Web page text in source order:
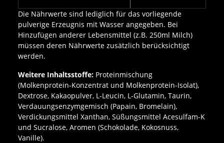
Die Nährwerte sind lediglich für das vorliegende
pulverige Erzeugnis mit Wasser angegeben. Bei
Hinzufügen anderer Lebensmittel (z.B. 250ml Milch)
müssen deren Nährwerte zusätzlich berücksichtigt
werden.
Weitere Inhaltsstoffe: Proteinmischung
(Molkenprotein-Konzentrat und Molkenprotein-Isolat),
Dextrose, Kakaopulver, L-Leucin, L-Glutamin, Taurin,
Verdauungsenzymgemisch (Papain, Bromelain),
Verdickungsmittel Xanthan, Süßungsmittel Acesulfam-K
und Sucralose, Aromen (Schokolade, Kokosnuss,
Vanille).